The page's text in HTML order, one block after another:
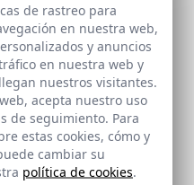
de rastreo para
en nuestra web,
y anuncios
en nuestra web y
nuestros visitantes.
acepta nuestro uso
de seguimiento. Para
estas cookies, cómo y
cambiar su
política de cookies.